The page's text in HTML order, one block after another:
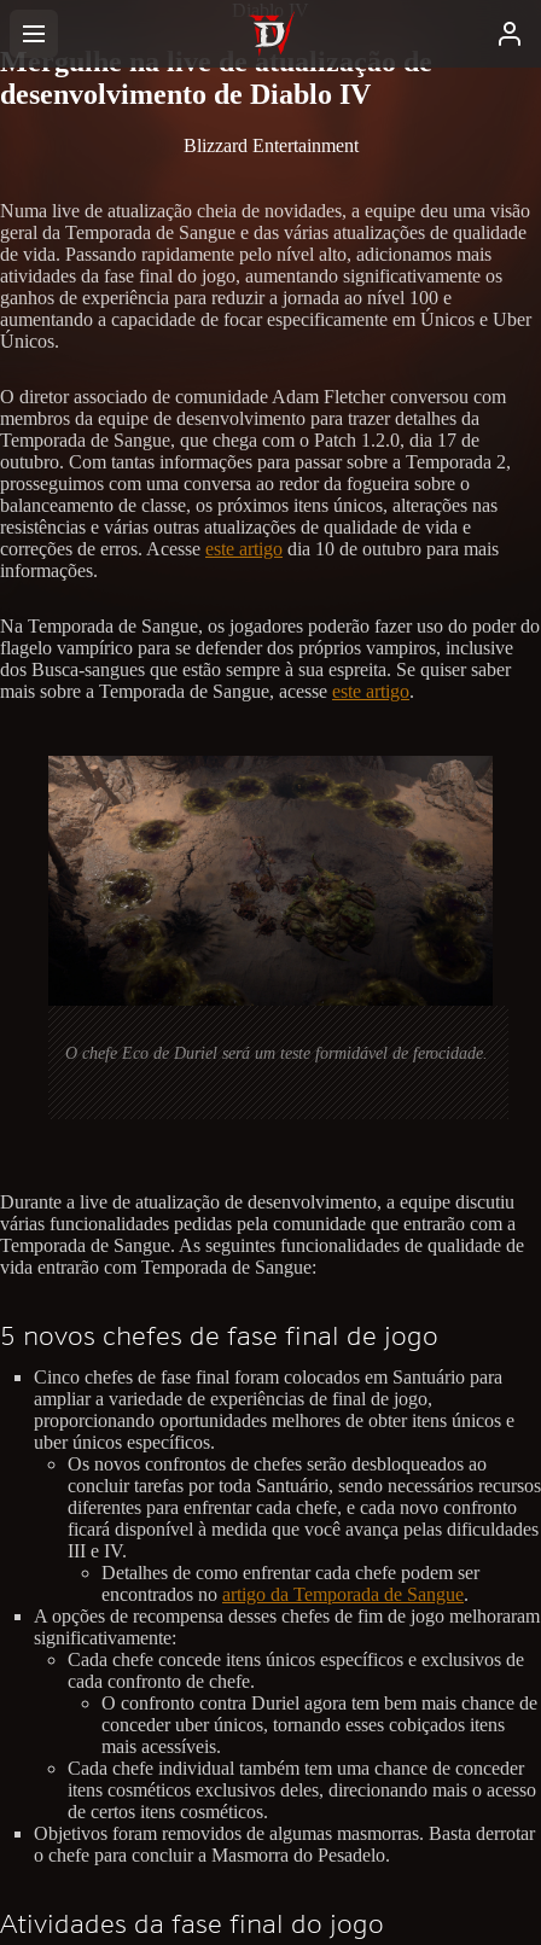
Diablo IV
Mergulhe na live de atualização de
desenvolvimento de Diablo IV
Blizzard Entertainment
Numa live de atualização cheia de novidades, a equipe deu uma visão
geral da Temporada de Sangue e das várias atualizações de qualidade
de vida. Passando rapidamente pelo nível alto, adicionamos mais
atividades da fase final do jogo, aumentando significativamente os
ganhos de experiência para reduzir a jornada ao nível 100 e
aumentando a capacidade de focar especificamente em Únicos e Uber
Únicos.
O diretor associado de comunidade Adam Fletcher conversou com
membros da equipe de desenvolvimento para trazer detalhes da
Temporada de Sangue, que chega com o Patch 1.2.0, dia 17 de
outubro. Com tantas informações para passar sobre a Temporada 2,
prosseguimos com uma conversa ao redor da fogueira sobre o
balanceamento de classe, os próximos itens únicos, alterações nas
resistências e várias outras atualizações de qualidade de vida e
correções de erros. Acesse este artigo dia 10 de outubro para mais
informações.
Na Temporada de Sangue, os jogadores poderão fazer uso do poder do
flagelo vampírico para se defender dos próprios vampiros, inclusive
dos Busca-sangues que estão sempre à sua espreita. Se quiser saber
mais sobre a Temporada de Sangue, acesse este artigo.
O chefe Eco de Duriel será um teste formidável de ferocidade.
Durante a live de atualização de desenvolvimento, a equipe discutiu
várias funcionalidades pedidas pela comunidade que entrarão com a
Temporada de Sangue. As seguintes funcionalidades de qualidade de
vida entrarão com Temporada de Sangue:
5 novos chefes de fase final de jogo
Cinco chefes de fase final foram colocados em Santuário para
ampliar a variedade de experiências de final de jogo,
proporcionando oportunidades melhores de obter itens únicos e
uber únicos específicos.
Os novos confrontos de chefes serão desbloqueados ao
concluir tarefas por toda Santuário, sendo necessários recursos
diferentes para enfrentar cada chefe, e cada novo confronto
ficará disponível à medida que você avança pelas dificuldades
III e IV.
Detalhes de como enfrentar cada chefe podem ser
encontrados no artigo da Temporada de Sangue.
A opções de recompensa desses chefes de fim de jogo melhoraram
significativamente:
Cada chefe concede itens únicos específicos e exclusivos de
cada confronto de chefe.
O confronto contra Duriel agora tem bem mais chance de
conceder uber únicos, tornando esses cobiçados itens
mais acessíveis.
Cada chefe individual também tem uma chance de conceder
itens cosméticos exclusivos deles, direcionando mais o acesso
de certos itens cosméticos.
Objetivos foram removidos de algumas masmorras. Basta derrotar
o chefe para concluir a Masmorra do Pesadelo.
Atividades da fase final do jogo